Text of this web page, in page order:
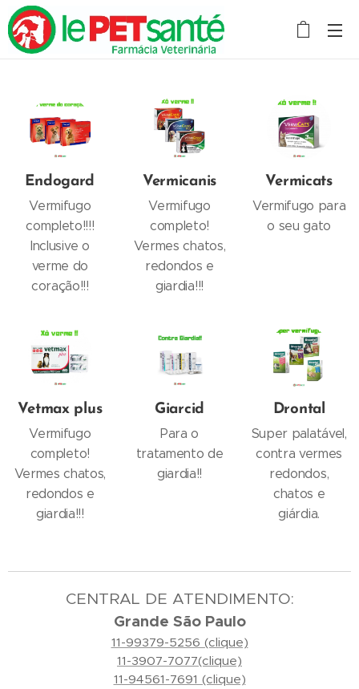
Endogard
Vermifugo
completo!!!!
Inclusive o
verme do
coração!!!
Vermicanis
Vermifugo
completo!
Vermes chatos,
redondos e
giardia!!!
Vermicats
Vermifugo para
o seu gato
Vetmax plus
Vermifugo
completo!
Vermes chatos,
redondos e
giardia!!!
Giarcid
Para o
tratamento de
giardia!!
Drontal
Super palatável,
contra vermes
redondos,
chatos e
giárdia.
CENTRAL DE ATENDIMENTO:
Grande São Paulo
11-99379-5256 (clique)
11-3907-7077(clique)
11-94561-7691 (clique)